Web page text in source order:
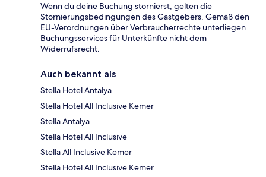
Wenn du deine Buchung stornierst, gelten die
Stornierungsbedingungen des Gastgebers. Gemäß den
EU-Verordnungen über Verbraucherrechte unterliegen
Buchungsservices für Unterkünfte nicht dem
Widerrufsrecht.
Auch bekannt als
Stella Hotel Antalya
Stella Hotel All Inclusive Kemer
Stella Antalya
Stella Hotel All Inclusive
Stella All Inclusive Kemer
Stella Hotel All Inclusive Kemer